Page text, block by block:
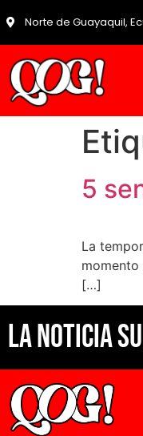
Norte de Guayaquil,
5
La
momento
[…]
La noticia